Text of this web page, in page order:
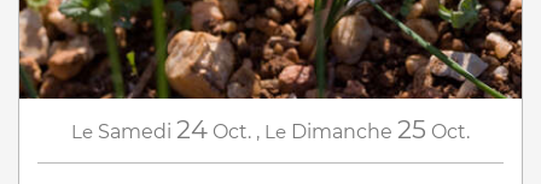
Le Samedi 24 Oct. , Le Dimanche 25 Oct.